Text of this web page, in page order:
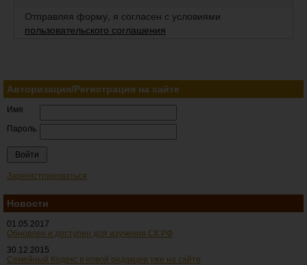
Отправляя форму, я согласен с условиями
пользовательского соглашения
Авторизация/Регистрация на сайте
Имя
Пароль
Зарегистрироваться
Новости
01.05.2017
Обновлен и доступен для изучения СК РФ
30.12.2015
Семейный Кодекс в новой редакции уже на сайте